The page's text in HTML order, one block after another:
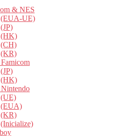
& NES
(EUA-UE)
(JP)
(HK)
(CH)
(KR)
(JP)
(HK)
Nintendo
(UE)
(EUA)
(KR)
(Inicialize)